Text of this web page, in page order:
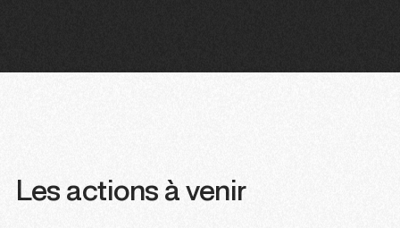
Les actions à venir